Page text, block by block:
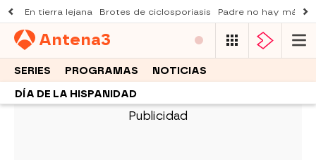
En tierra lejana Brotes de ciclosporiasis Padre no hay más
Antena3
SERIES PROGRAMAS NOTICIAS
DÍA DE LA HISPANIDAD